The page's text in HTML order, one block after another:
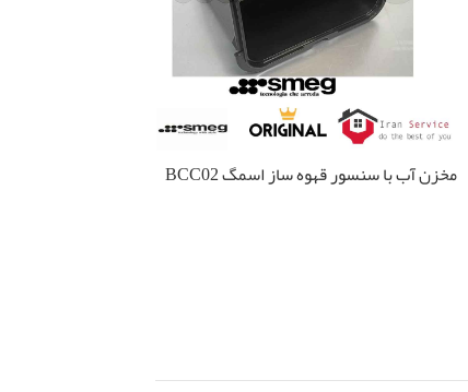
مخزن آب با سنسور قهوه ساز اسمگ BCC02